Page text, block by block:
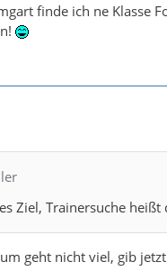
finde ich ne Klasse
Ziel, Trainersuche heißt
geht nicht viel, gib